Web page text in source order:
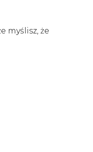
myślisz, że